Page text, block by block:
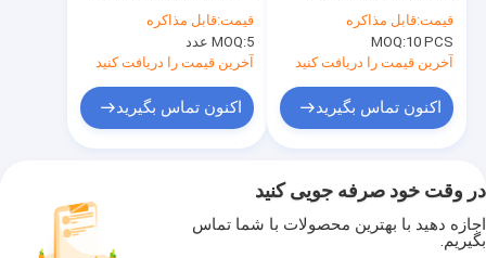
بالا
قیمت:قابل مذاکره
MOQ:5 عدد
آخرین قیمت را دریافت کنید
اکنون تماس بگیرید
کاربردهای با عملکرد بالا
تعیین می کند
قیمت:قابل مذاکره
MOQ:10 PCS
آخرین قیمت را دریافت کنید
اکنون تماس بگیرید
در وقت خود صرفه جویی کنید
اجازه دهید با بهترین محصولات با شما تماس
بگیریم.